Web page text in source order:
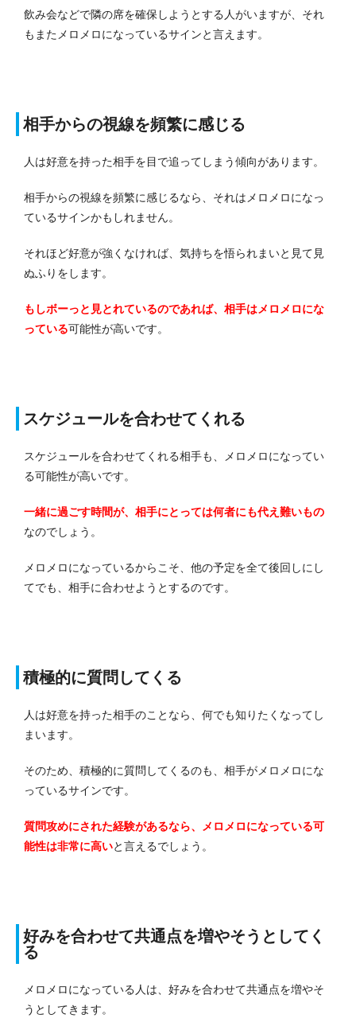
飲み会などで隣の席を確保しようとする人がいますが、それ
もまたメロメロになっているサインと言えます。
相手からの視線を頻繁に感じる
人は好意を持った相手を目で追ってしまう傾向があります。
相手からの視線を頻繁に感じるなら、それはメロメロになっ
ているサインかもしれません。
それほど好意が強くなければ、気持ちを悟られまいと見て見
ぬふりをします。
もしボーっと見とれているのであれば、相手はメロメロにな
っている可能性が高いです。
スケジュールを合わせてくれる
スケジュールを合わせてくれる相手も、メロメロになってい
る可能性が高いです。
一緒に過ごす時間が、相手にとっては何者にも代え難いもの
なのでしょう。
メロメロになっているからこそ、他の予定を全て後回しにし
てでも、相手に合わせようとするのです。
積極的に質問してくる
人は好意を持った相手のことなら、何でも知りたくなってし
まいます。
そのため、積極的に質問してくるのも、相手がメロメロにな
っているサインです。
質問攻めにされた経験があるなら、メロメロになっている可
能性は非常に高いと言えるでしょう。
好みを合わせて共通点を増やそうとしてく
る
メロメロになっている人は、好みを合わせて共通点を増やそ
うとしてきます。